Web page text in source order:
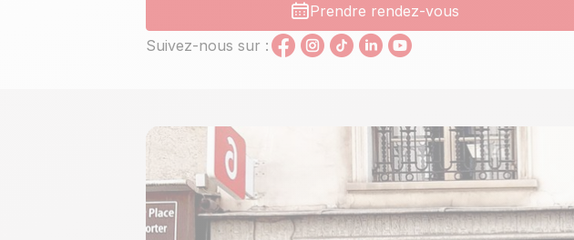
Prendre rendez-vous
Suivez-nous sur :